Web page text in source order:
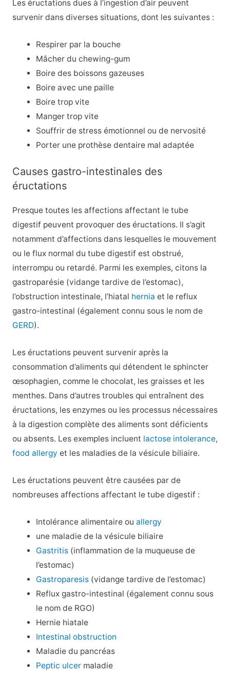
Les éructations dues à l’ingestion d’air peuvent
survenir dans diverses situations, dont les suivantes :
Respirer par la bouche
Mâcher du chewing-gum
Boire des boissons gazeuses
Boire avec une paille
Boire trop vite
Manger trop vite
Souffrir de stress émotionnel ou de nervosité
Porter une prothèse dentaire mal adaptée
Causes gastro-intestinales des
éructations
Presque toutes les affections affectant le tube
digestif peuvent provoquer des éructations. Il s’agit
notamment d’affections dans lesquelles le mouvement
ou le flux normal du tube digestif est obstrué,
interrompu ou retardé. Parmi les exemples, citons la
gastroparésie (vidange tardive de l’estomac),
l’obstruction intestinale, l’hiatal hernia et le reflux
gastro-intestinal (également connu sous le nom de
GERD).
Les éructations peuvent survenir après la
consommation d’aliments qui détendent le sphincter
œsophagien, comme le chocolat, les graisses et les
menthes. Dans d’autres troubles qui entraînent des
éructations, les enzymes ou les processus nécessaires
à la digestion complète des aliments sont déficients
ou absents. Les exemples incluent lactose intolerance,
food allergy et les maladies de la vésicule biliaire.
Les éructations peuvent être causées par de
nombreuses affections affectant le tube digestif :
Intolérance alimentaire ouallergy
une maladie de la vésicule biliaire
Gastritis (inflammation de la muqueuse de
l’estomac)
Gastroparesis (vidange tardive de l’estomac)
Reflux gastro-intestinal (également connu sous
le nom de RGO)
Hernie hiatale
Intestinal obstruction
Maladie du pancréas
Peptic ulcer maladie